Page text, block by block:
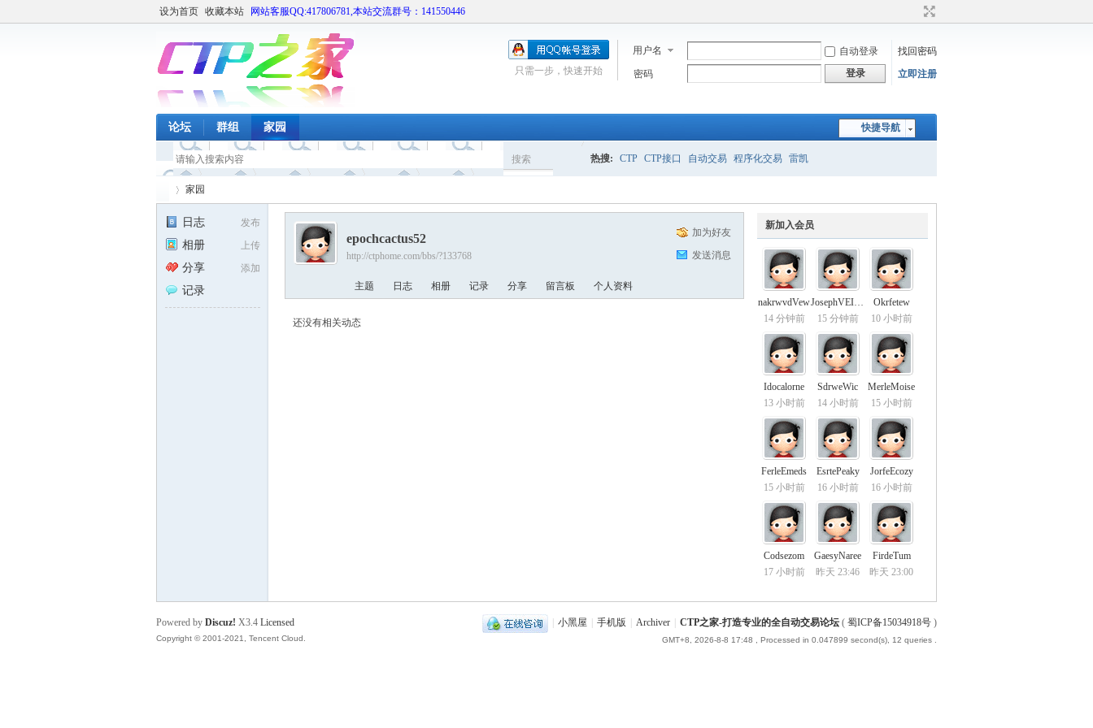
设为首页 收藏本站 网站客服QQ:417806781,本站交流群号：141550446
用户名 自动登录
找回密码
密码
登录 立即注册
只需一步，快速开始
快捷导航
论坛 群组 家园
搜索 热搜: CTP CTP接口 自动交易 程序化交易 雷凯
家园
发布
日志
上传
相册
添加
分享
记录
新加入会员
nakrwvdVew
14 分钟前
JosephVEICH
15 分钟前
Okrfetew
10 小时前
Idocalorne
13 小时前
SdrweWic
14 小时前
MerleMoise
15 小时前
FerleEmeds
15 小时前
EsrtePeaky
16 小时前
JorfeEcozy
16 小时前
Codsezom
17 小时前
GaesyNaree
昨天 23:46
FirdeTum
昨天 23:00
加为好友
发送消息
epochcactus52
http://ctphome.com/bbs/?133768
主题 日志 相册 记录 分享 留言板 个人资料
还没有相关动态
小黑屋 手机版 Archiver CTP之家-打造专业的全自动交易论坛 ( 蜀ICP备15034918号 )
GMT+8, 2026-8-8 17:48 , Processed in 0.047899 second(s), 12 queries .
Powered by Discuz! X3.4 Licensed
Copyright © 2001-2021, Tencent Cloud.